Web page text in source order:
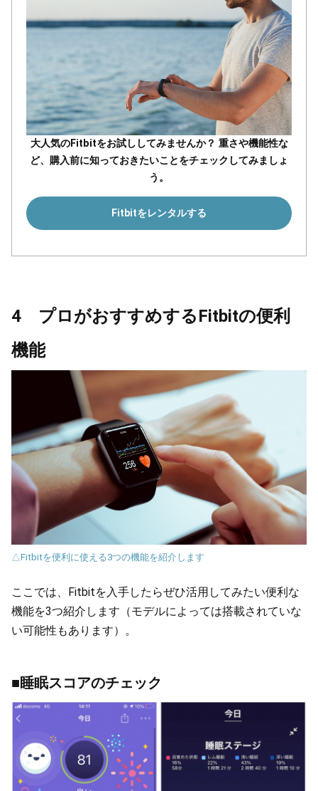
大人気のFitbitをお試ししてみませんか？ 重さや機能性な
ど、購入前に知っておきたいことをチェックしてみましょ
う。
Fitbitをレンタルする
4 プロがおすすめするFitbitの便利
機能
△Fitbitを便利に使える3つの機能を紹介します
ここでは、Fitbitを入手したらぜひ活用してみたい便利な
機能を3つ紹介します（モデルによっては搭載されていな
い可能性もあります）。
■睡眠スコアのチェック